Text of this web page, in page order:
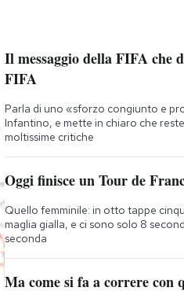
Il messaggio della FIFA che
FIFA
Parla di uno «sforzo congiunto e
Infantino, e mette in chiaro che
moltissime critiche
Oggi finisce un Tour de
Quello femminile: in otto tappe
maglia gialla, e ci sono solo 8
seconda
Ma come si fa a correre con